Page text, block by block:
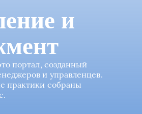
и
портал, созданный
и управленцев.
практики собраны